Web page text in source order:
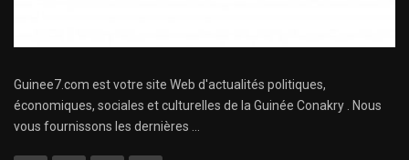
Guinee7.com est votre site Web d'actualités politiques,
économiques, sociales et culturelles de la Guinée Conakry . Nous
vous fournissons les dernières ...